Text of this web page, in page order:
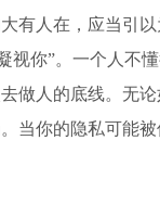
有人在，应当引以
视你”。一个人不
做人的底线。无
当你的隐私可能